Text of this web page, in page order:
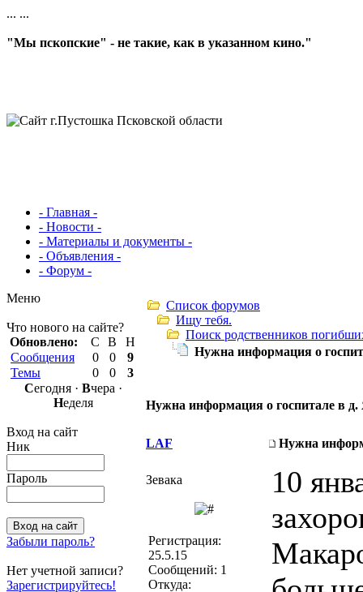
... ...
"Мы пскопские" - не такие, как в указанном кино."
- Главная -
- Новости -
- Материалы и документы -
- Объявления -
- Форум -
Меню
Что нового на сайте?
Обновлено:
С В
Н
Сообщения
0 0
9
Темы
0 0
3
Сегодня · Вчера ·
Неделя
Вход на сайт
Ник
Пароль
Забыли пароль?
Нет учетной записи?
Зарегистрируйтесь!
Список форумов
Ищу тебя.
Поиск родственников
Нужна информация о
Нужна информация о госпитале в д.
LAF Нужна
Зевака
Регистрация:
25.5.15
Сообщений: 1
Откуда:
10